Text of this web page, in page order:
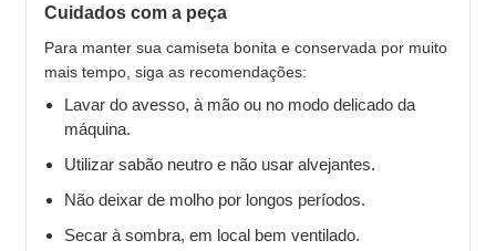
Cuidados com a peça
Para manter sua camiseta bonita e conservada por muito
mais tempo, siga as recomendações:
Lavar do avesso, à mão ou no modo delicado da
máquina.
Utilizar sabão neutro e não usar alvejantes.
Não deixar de molho por longos períodos.
Secar à sombra, em local bem ventilado.